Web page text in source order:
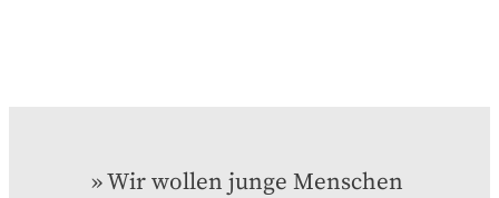
Wir wollen junge Menschen